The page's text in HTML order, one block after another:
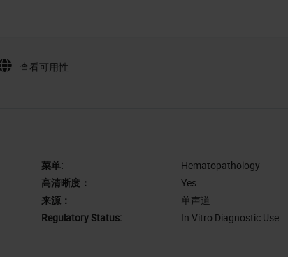
查看可用性
菜单:
Hematopathology
高清晰度：
Yes
来源：
单声道
Regulatory Status:
In Vitro Diagnostic Use